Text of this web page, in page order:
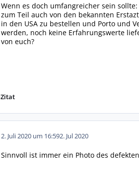
Wenn es doch umfangreicher sein
zum Teil auch von den bekannten
in den USA zu bestellen und Porto und
werden, noch keine Erfahrungswerte
von euch?
Zitat
2. Juli 2020 um 16:592. Jul 2020
Sinnvoll ist immer ein Photo des